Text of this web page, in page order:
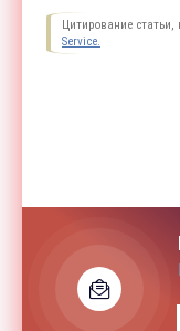
Цитирование
Service.